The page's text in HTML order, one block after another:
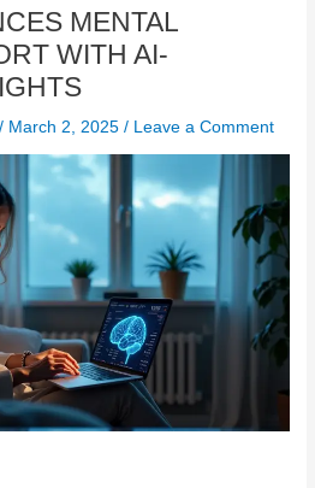
MENTAL
WITH AI-
/ March 2, 2025/ Leave a Comment